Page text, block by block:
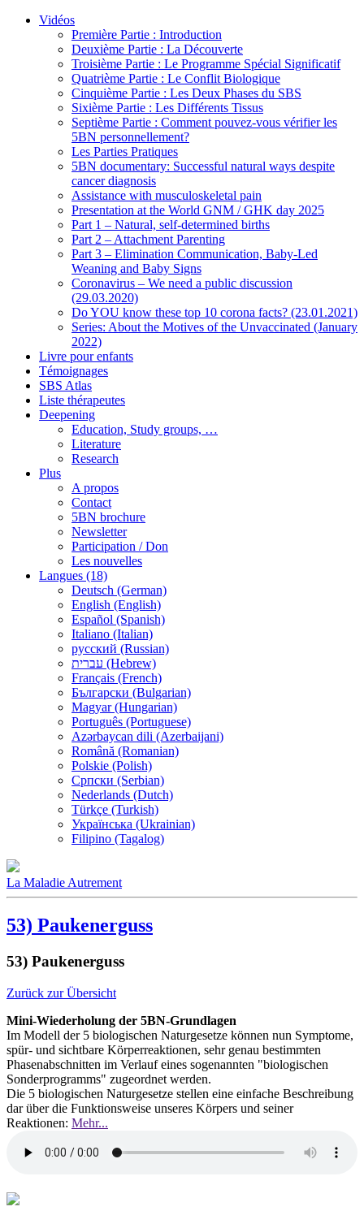
Vidéos
Première Partie : Introduction
Deuxième Partie : La Découverte
Troisième Partie : Le Programme Spécial Significatif
Quatrième Partie : Le Conflit Biologique
Cinquième Partie : Les Deux Phases du SBS
Sixième Partie : Les Différents Tissus
Septième Partie : Comment pouvez-vous vérifier les
5BN personnellement?
Les Parties Pratiques
5BN documentary: Successful natural ways despite
cancer diagnosis
Assistance with musculoskeletal pain
Presentation at the World GNM / GHK day 2025
Part 1 – Natural, self-determined births
Part 2 – Attachment Parenting
Part 3 – Elimination Communication, Baby-Led
Weaning and Baby Signs
Coronavirus – We need a public discussion
(29.03.2020)
Do YOU know these top 10 corona facts? (23.01.2021)
Series: About the Motives of the Unvaccinated (January
2022)
Livre pour enfants
Témoignages
SBS Atlas
Liste thérapeutes
Deepening
Education, Study groups, …
Literature
Research
Plus
A propos
Contact
5BN brochure
Newsletter
Participation / Don
Les nouvelles
Langues (18)
Deutsch (German)
English (English)
Español (Spanish)
Italiano (Italian)
русский (Russian)
עברית (Hebrew)
Français (French)
Български (Bulgarian)
Magyar (Hungarian)
Português (Portuguese)
Azərbaycan dili (Azerbaijani)
Română (Romanian)
Polskie (Polish)
Српски (Serbian)
Nederlands (Dutch)
Türkçe (Turkish)
Українська (Ukrainian)
Filipino (Tagalog)
La Maladie Autrement
53) Paukenerguss
53) Paukenerguss
Zurück zur Übersicht
Mini-Wiederholung der 5BN-Grundlagen
Im Modell der 5 biologischen Naturgesetze können nun Symptome,
spür- und sichtbare Körperreaktionen, sehr genau bestimmten
Phasenabschnitten im Verlauf eines sogenannten "biologischen
Sonderprogramms" zugeordnet werden.
Die 5 biologischen Naturgesetze stellen eine einfache Beschreibung
dar über die Funktionsweise unseres Körpers und seiner
Reaktionen: Mehr...